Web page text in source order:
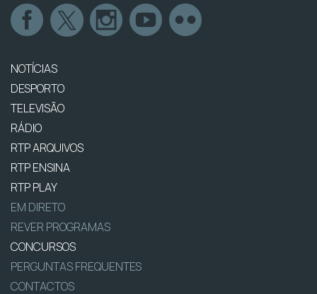
NOTÍCIAS
DESPORTO
TELEVISÃO
RÁDIO
RTP ARQUIVOS
RTP ENSINA
RTP PLAY
EM DIRETO
REVER PROGRAMAS
CONCURSOS
PERGUNTAS FREQUENTES
CONTACTOS